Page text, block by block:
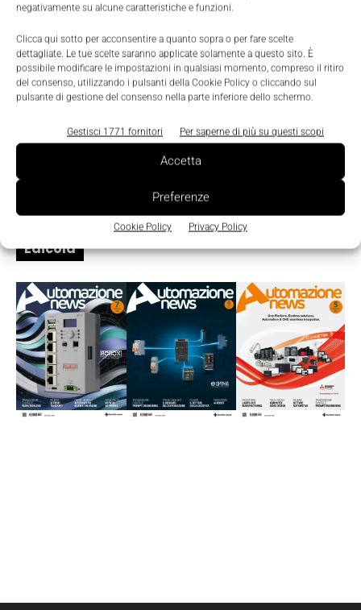
negativamente su alcune caratteristiche e funzioni.
Clicca qui sotto per acconsentire a quanto sopra o per fare scelte
dettagliate. Le tue scelte saranno applicate solamente a questo sito. È
possibile modificare le impostazioni in qualsiasi momento, compreso il ritiro
del consenso, utilizzando i pulsanti della Cookie Policy o cliccando sul
pulsante di gestione del consenso nella parte inferiore dello schermo.
Gestisci 1771 fornitori Per saperne di più su questi scopi
Accetta
Preferenze
Cookie Policy Privacy Policy
Edicola